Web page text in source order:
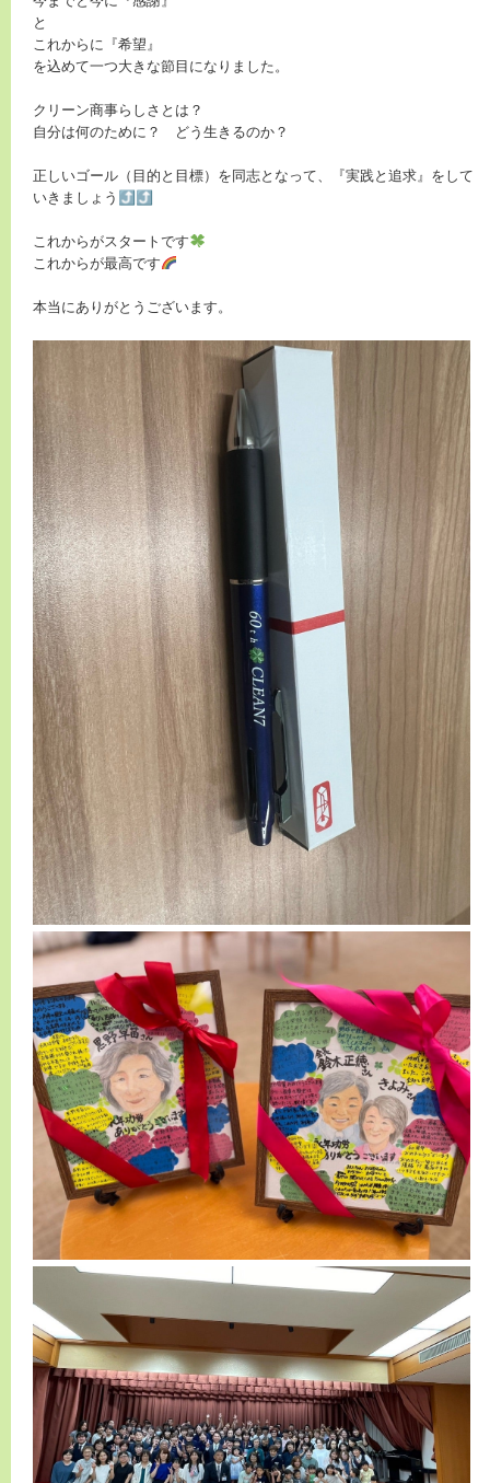
と
これからに『希望』
を込めて一つ大きな節目になりました。
クリーン商事らしさとは？
自分は何のために？ どう生きるのか？
正しいゴール（目的と目標）を同志となって、『実践と追求』をして
いきましょう⤴︎⤴︎
これからがスタートです
これからが最高です
本当にありがとうございます。